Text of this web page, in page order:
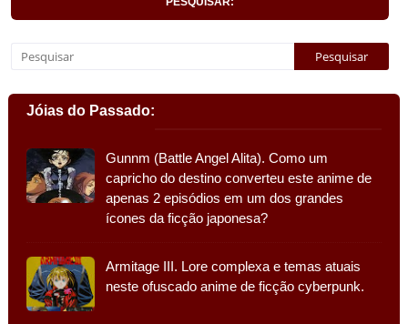
Jóias do Passado:
Gunnm (Battle Angel Alita). Como um
capricho do destino converteu este anime de
apenas 2 episódios em um dos grandes
ícones da ficção japonesa?
Armitage III. Lore complexa e temas atuais
neste ofuscado anime de ficção cyberpunk.